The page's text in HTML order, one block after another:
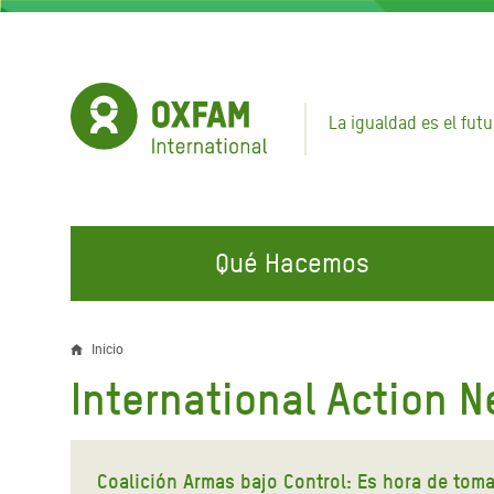
Pasar
La igualdad es el
Qué Hacemos
EN QUÉ TRABAJAMOS
Agua y Servicios de
Saneamiento
Gaza
ÚNETE A NUESTRAS CAMPAÑAS
Climate Justice
Hands Off Our Spaces
Únete a Nuestra Comunidad para
enlaces
Inicio
International Action
Coalición Armas bajo Control: Es hora de